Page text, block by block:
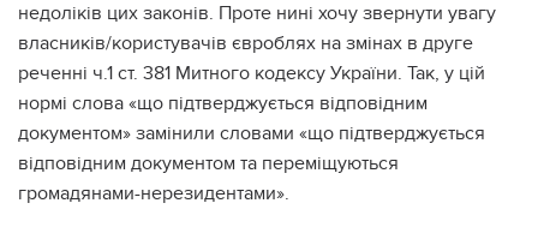
недоліків цих законів. Проте нині хочу звернути увагу
власників/користувачів євроблях на змінах в друге
реченні ч.1 ст. 381 Митного кодексу України. Так, у цій
нормі слова «що підтверджується відповідним
документом» замінили словами «що підтверджується
відповідним документом та переміщуються
громадянами-нерезидентами».